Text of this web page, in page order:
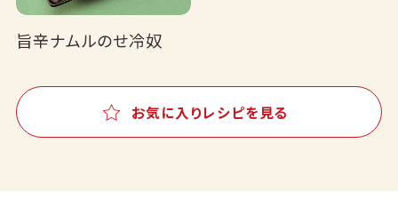
旨辛ナムルのせ冷奴
お気に入りレシピを見る